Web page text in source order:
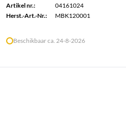
Artikel nr.:
04161024
Herst.-Art.-Nr.:
MBK120001
Beschikbaar ca. 24-8-2026